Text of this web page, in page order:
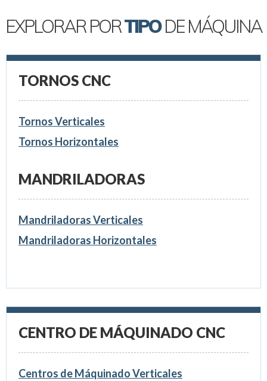
EXPLORAR PORTIPODE MÁQUINA
TORNOS CNC
Tornos Verticales
Tornos Horizontales
MANDRILADORAS
Mandriladoras Verticales
Mandriladoras Horizontales
CENTRO DE MÁQUINADO CNC
Centros de Máquinado Verticales